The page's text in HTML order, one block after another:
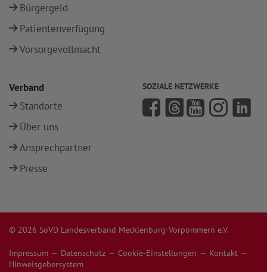
Bürgergeld
Patientenverfügung
Vorsorgevollmacht
Verband
Standorte
Über uns
Ansprechpartner
Presse
SOZIALE NETZWERKE
© 2026 SoVD Landesverband Mecklenburg-Vorpommern e.V.
Impressum Datenschutz Cookie-Einstellungen
Kontakt
Hinweisgebersystem